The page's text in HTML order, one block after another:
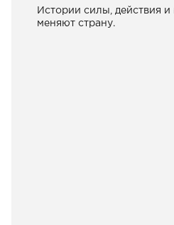
Истории силы, действия
меняют страну.